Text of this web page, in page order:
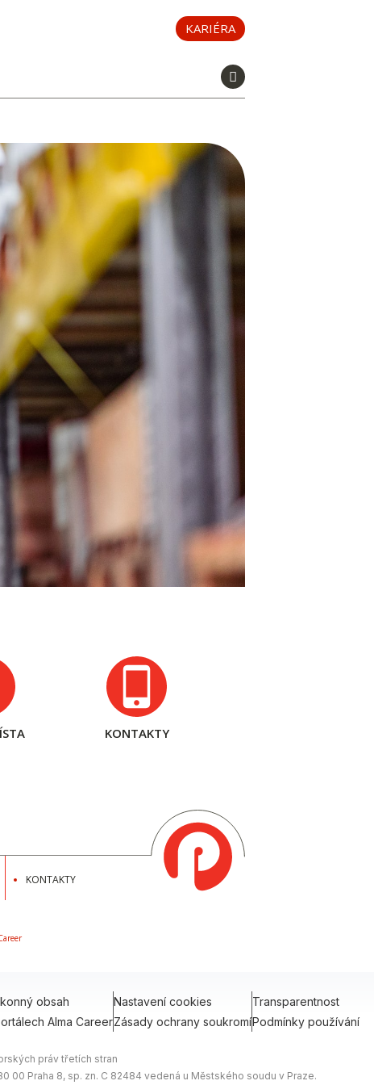
KARIÉRA
Toggle navigation
KONTAKTY
KONTAKTY
obsah Nastavení cookies
Transparentnost
Alma CareerZásady ochrany soukromíPodmínky používání
práv třetích stran
00 Praha 8, sp. zn. C 82484 vedená u Městského soudu v Praze.